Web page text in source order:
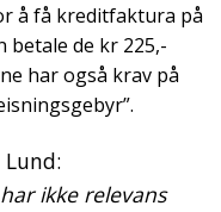
å få kreditfaktura på
de kr 225,-
har også krav på
ikke relevans